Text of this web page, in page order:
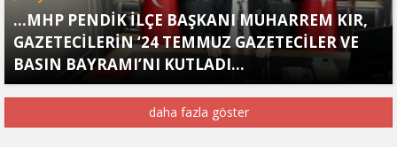
...MHP PENDİK İLÇE BAŞKANI MUHARREM KIR,
GAZETECİLERİN ‘24 TEMMUZ GAZETECİLER VE
BASIN BAYRAMI’NI KUTLADI…
daha fazla göster